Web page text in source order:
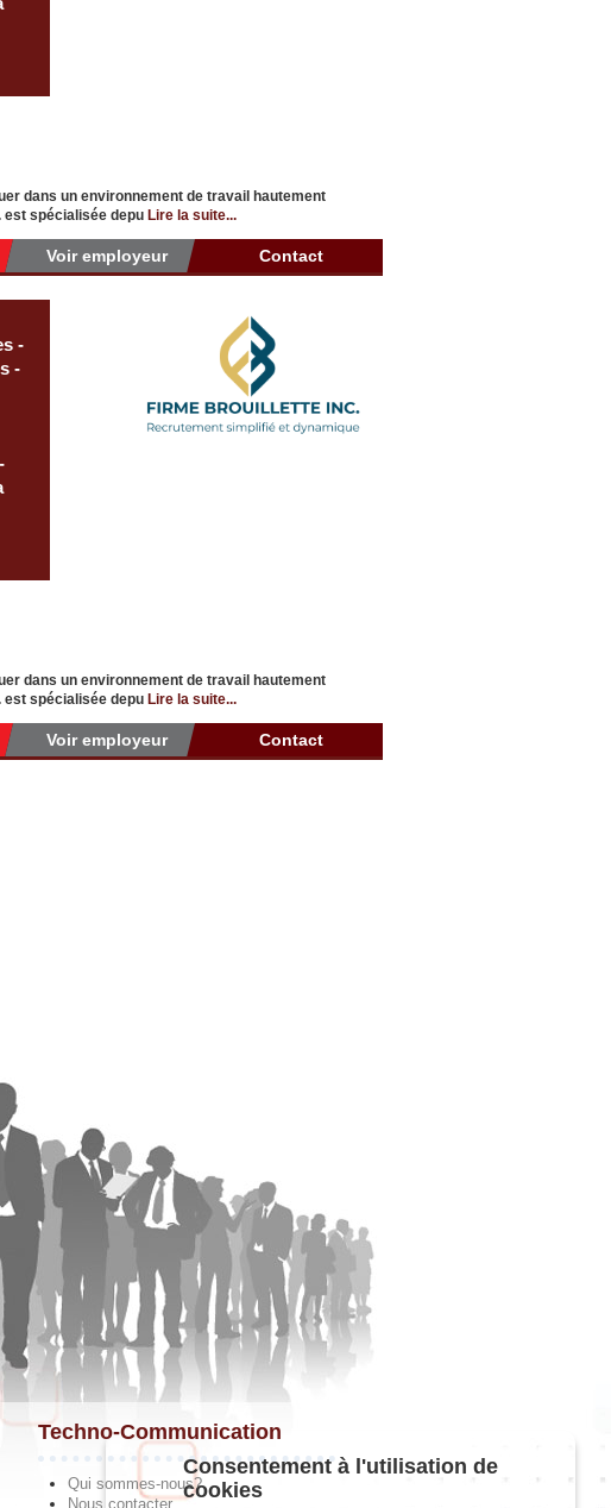
dans un environnement de travail hautement
spécialisée depu Lire la suite...
Voir employeur Contact
-
-
dans un environnement de travail hautement
spécialisée depu Lire la suite...
Voir employeur Contact
Techno-Communication
Qui sommes-nous?
Nous contacter
Consentement à l'utilisation de
cookies